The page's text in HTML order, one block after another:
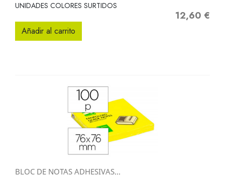
UNIDADES COLORES SURTIDOS
Precio
12,60 €
Añadir al carrito
BLOC DE NOTAS ADHESIVAS...